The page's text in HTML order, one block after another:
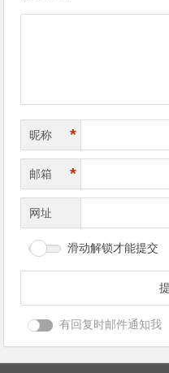
昵称 *
邮箱 *
网址
滑动解锁才能提交
有回复时邮件通知我